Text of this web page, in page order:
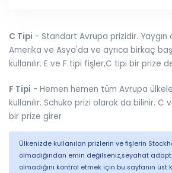
C Tipi - Standart Avrupa prizidir. Yaygın
Amerika ve Asya'da ve ayrıca birkaç
kullanılır. E ve F tipi fişler,C tipi bir prize
F Tipi - Hemen hemen tüm Avrupa
kullanılır. Schuko prizi olarak da bilinir. C
bir prize girer
Ülkenizde kullanılan prizlerin ve fişlerin
olmadığından emin değilseniz,seyahat
olmadığını kontrol etmek için bu sayfanın üst